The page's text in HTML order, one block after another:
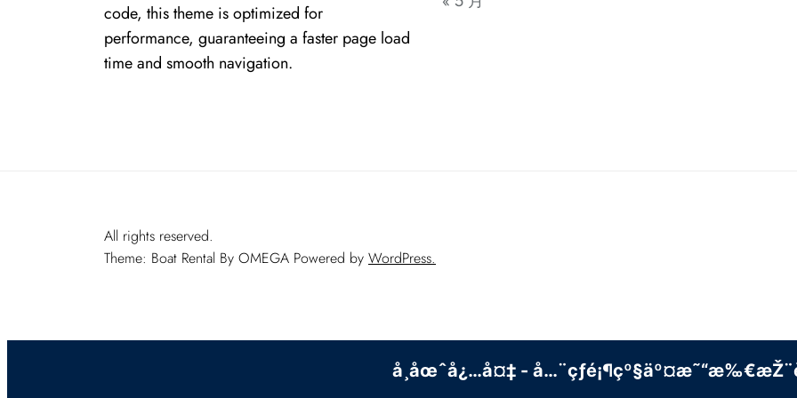
code, this theme is optimized for
performance, guaranteeing a faster page load
time and smooth navigation.
All rights reserved.
Theme: Boat Rental By OMEGA Powered by WordPress.